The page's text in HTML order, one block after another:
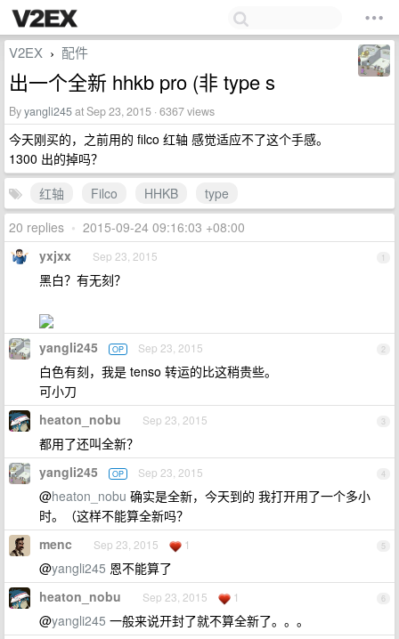
V2EX › 配件
出一个全新 hhkb pro (非 type s
Byyangli245at Sep 23, 2015 · 6367 views
今天刚买的，之前用的 filco 红轴 感觉适应不了这个手感。
1300 出的掉吗？
红轴
Filco HHKB
type
20 replies • 2015-09-24 09:16:03 +08:00
1
yxjxx Sep 23, 2015
黑白？有无刻？
2
yangli245 OP Sep 23, 2015
白色有刻，我是 tenso 转运的比这稍贵些。
可小刀
3
heaton_nobu Sep 23, 2015
都用了还叫全新？
4
yangli245 OP Sep 23, 2015
@heaton_nobu 确实是全新，今天到的 我打开用了一个多小
时。（这样不能算全新吗？
5
menc Sep 23, 2015 1
@yangli245 恩不能算了
6
heaton_nobu Sep 23, 2015 1
@yangli245 一般来说开封了就不算全新了。。。